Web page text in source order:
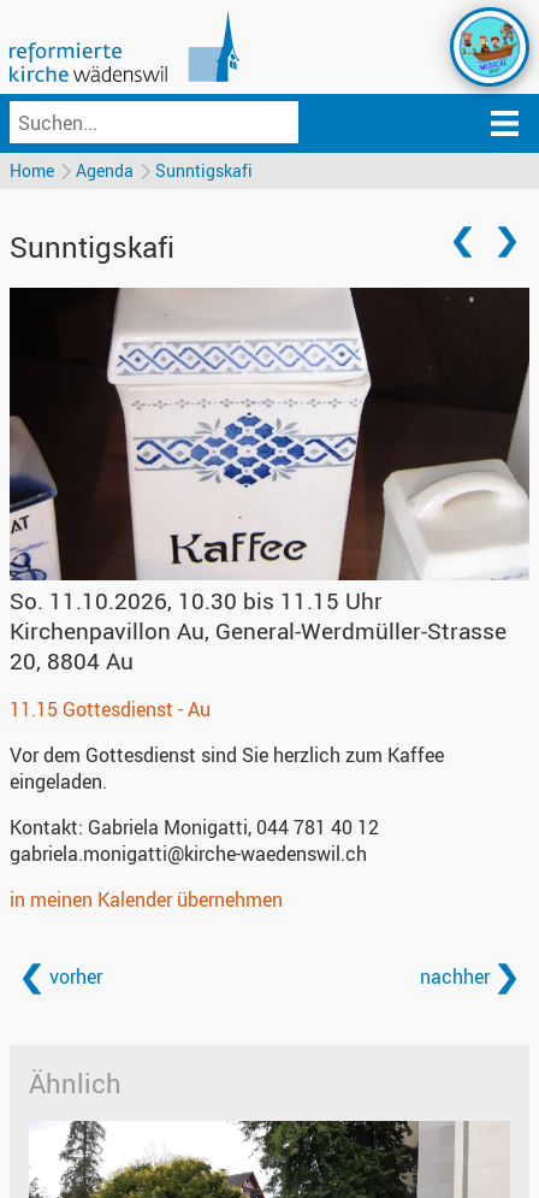
Home Agenda Sunntigskafi
Sunntigskafi
So. 11.10.2026, 10.30 bis 11.15 Uhr
Kirchenpavillon Au, General-Werdmüller-Strasse
20, 8804 Au
11.15 Gottesdienst - Au
Vor dem Gottesdienst sind Sie herzlich zum Kaffee
eingeladen.
Kontakt: Gabriela Monigatti, 044 781 40 12
gabriela.monigatti@kirche-waedenswil.ch
in meinen Kalender übernehmen
vorher nachher
Ähnlich